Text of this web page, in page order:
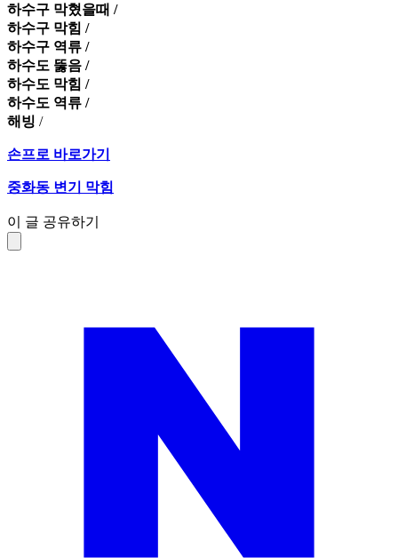
하수구 막혔을때 /
하수구 막힘 /
하수구 역류 /
하수도 뚫음 /
하수도 막힘 /
하수도 역류 /
해빙 /
손프로 바로가기
중화동 변기 막힘
이 글 공유하기